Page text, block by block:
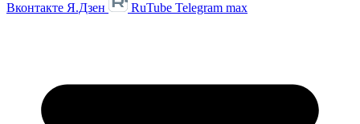
Вконтакте Я.Дзен RuTube Telegram max